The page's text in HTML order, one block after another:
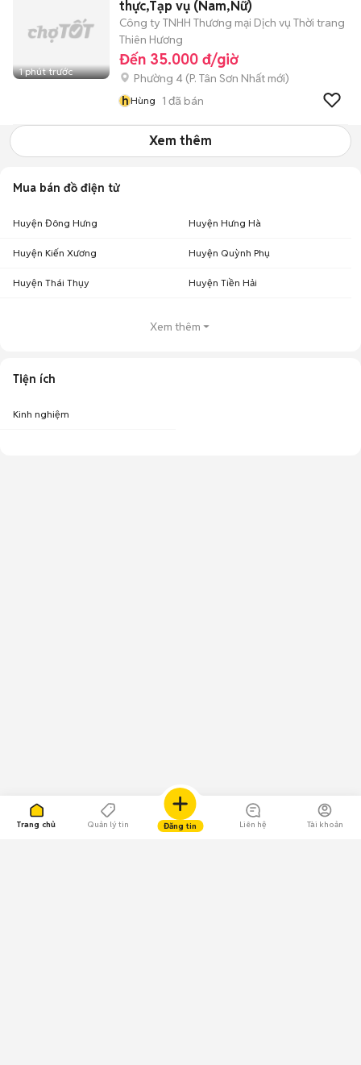
Trang chủ Quản lý tin Đăng tin Liên hệ Tài khoản
1 phút trước
thực,Tạp vụ (Nam,Nữ)
Công ty TNHH Thương mại Dịch vụ Thời trang
Thiên Hương
Đến 35.000 đ/giờ
Phường 4 (P. Tân Sơn Nhất mới)
hHùng 1 đã bán
Xem thêm
Mua bán đồ điện tử
Huyện Đông Hưng Huyện Hưng Hà
Huyện Kiến Xương Huyện Quỳnh Phụ
Huyện Thái Thụy Huyện Tiền Hải
Xem thêm
Tiện ích
Kinh nghiệm